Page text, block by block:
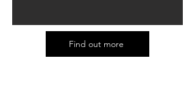
Find out more